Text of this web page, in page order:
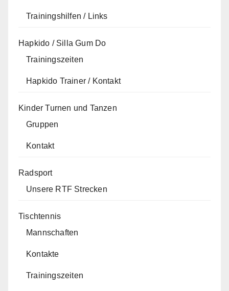
Trainingshilfen / Links
Hapkido / Silla Gum Do
Trainingszeiten
Hapkido Trainer / Kontakt
Kinder Turnen und Tanzen
Gruppen
Kontakt
Radsport
Unsere RTF Strecken
Tischtennis
Mannschaften
Kontakte
Trainingszeiten